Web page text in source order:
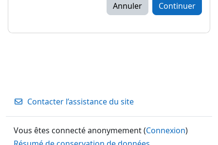
Annuler Continuer
Contacter l’assistance du site
Vous êtes connecté anonymement (Connexion)